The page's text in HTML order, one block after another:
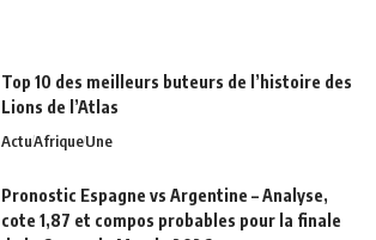
Top 10 des meilleurs buteurs de l’histoire des
Lions de l’Atlas
ActuAfriqueUne
Pronostic Espagne vs Argentine – Analyse,
cote 1,87 et compos probables pour la finale